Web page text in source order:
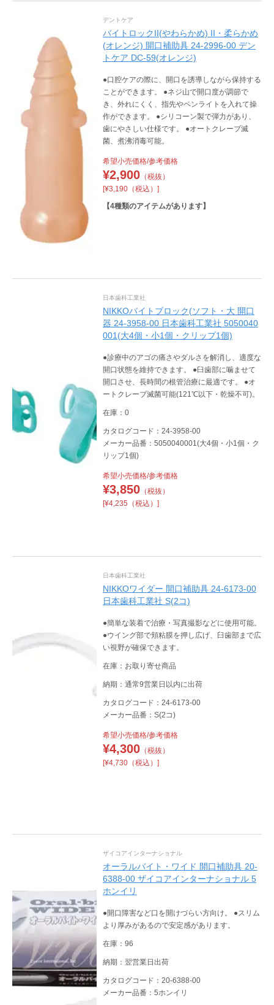
デントケア
バイトロックII(やわらかめ) II・柔らかめ
(オレンジ) 開口補助具 24-2996-00 デン
トケア DC-59(オレンジ)
●口腔ケアの際に、開口を誘導しながら保持する
ことができます。 ●ネジ山で開口度が調節で
き、外れにくく、指先やペンライトを入れて操
作ができます。 ●シリコーン製で弾力があり、
歯にやさしい仕様です。 ●オートクレーブ滅
菌、煮沸消毒可能。
希望小売価格/参考価格
¥2,900（税抜）
[¥3,190（税込）]
【4種類のアイテムがあります】
日本歯科工業社
NIKKOバイトブロック(ソフト・大 開口
器 24-3958-00 日本歯科工業社 5050040
001(大4個・小1個・クリップ1個)
●診療中のアゴの痛さやダルさを解消し、適度な
開口状態を維持できます。 ●臼歯部に噛ませて
開口させ、長時間の根管治療に最適です。 ●オ
ートクレーブ滅菌可能(121℃以下・乾燥不可)。
在庫：0
カタログコード：24-3958-00
メーカー品番：5050040001(大4個・小1個・ク
リップ1個)
希望小売価格/参考価格
¥3,850（税抜）
[¥4,235（税込）]
日本歯科工業社
NIKKOワイダー 開口補助具 24-6173-00
日本歯科工業社 S(2コ)
●簡単な装着で治療・写真撮影などに使用可能。
●ウイング部で頬粘膜を押し広げ、臼歯部まで広
い視野が確保できます。
在庫：お取り寄せ商品
納期：通常9営業日以内に出荷
カタログコード：24-6173-00
メーカー品番：S(2コ)
希望小売価格/参考価格
¥4,300（税抜）
[¥4,730（税込）]
ザイコアインターナショナル
オーラルバイト・ワイド 開口補助具 20-
6388-00 ザイコアインターナショナル 5
ホンイリ
●開口障害など口を開けづらい方向け。 ●スリム
より厚みがあるので安定感があります。
在庫：96
納期：翌営業日出荷
カタログコード：20-6388-00
メーカー品番：5ホンイリ